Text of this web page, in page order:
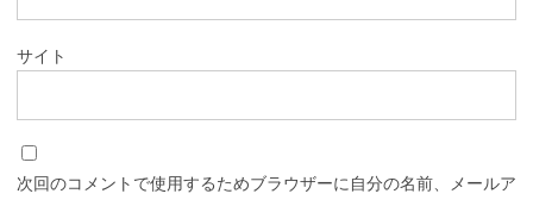
サイト
次回のコメントで使用するためブラウザーに自分の名前、メールア